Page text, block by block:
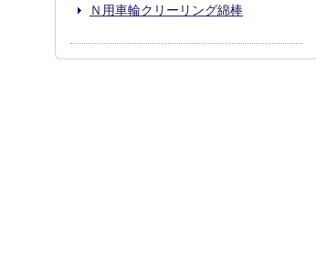
Ｎ用車輪クリーリング綿棒